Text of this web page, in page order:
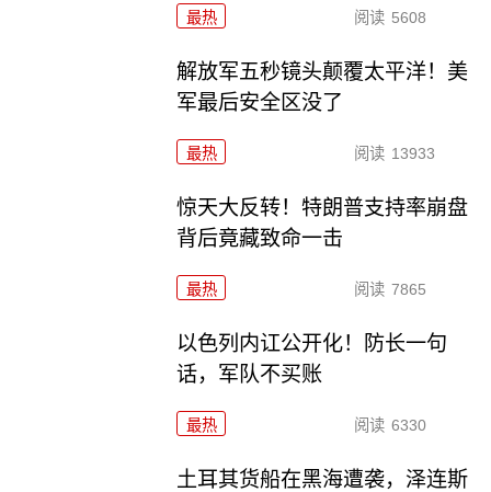
最热 阅读 5608
解放军五秒镜头颠覆太平洋！美
军最后安全区没了
最热 阅读 13933
惊天大反转！特朗普支持率崩盘
背后竟藏致命一击
最热 阅读 7865
以色列内讧公开化！防长一句
话，军队不买账
最热 阅读 6330
土耳其货船在黑海遭袭，泽连斯